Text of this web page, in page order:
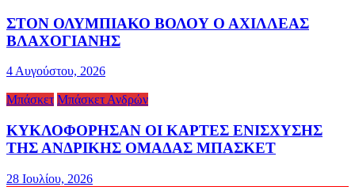
ΣΤΟΝ ΟΛΥΜΠΙΑΚΟ ΒΟΛΟΥ Ο ΑΧΙΛΛΕΑΣ
ΒΛΑΧΟΓΙΑΝΗΣ
4 Αυγούστου, 2026
Μπάσκετ Μπάσκετ Ανδρών
ΚΥΚΛΟΦΟΡΗΣΑΝ ΟΙ ΚΑΡΤΕΣ ΕΝΙΣΧΥΣΗΣ
ΤΗΣ ΑΝΔΡΙΚΗΣ ΟΜΑΔΑΣ ΜΠΑΣΚΕΤ
28 Ιουλίου, 2026